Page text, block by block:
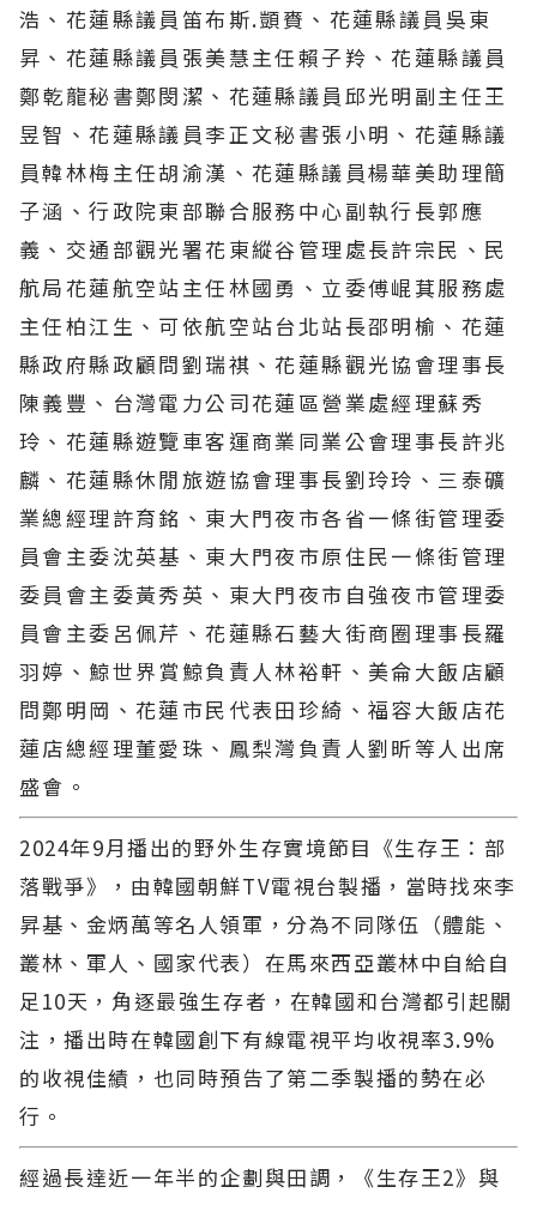
浩、花蓮縣議員笛布斯.顗賚、花蓮縣議員吳東
昇、花蓮縣議員張美慧主任賴子羚、花蓮縣議員
鄭乾龍秘書鄭閔潔、花蓮縣議員邱光明副主任王
昱智、花蓮縣議員李正文秘書張小明、花蓮縣議
員韓林梅主任胡渝漢、花蓮縣議員楊華美助理簡
子涵、行政院東部聯合服務中心副執行長郭應
義、交通部觀光署花東縱谷管理處長許宗民、民
航局花蓮航空站主任林國勇、立委傅崐萁服務處
主任柏江生、可依航空站台北站長邵明榆、花蓮
縣政府縣政顧問劉瑞祺、花蓮縣觀光協會理事長
陳義豐、台灣電力公司花蓮區營業處經理蘇秀
玲、花蓮縣遊覽車客運商業同業公會理事長許兆
麟、花蓮縣休閒旅遊協會理事長劉玲玲、三泰礦
業總經理許育銘、東大門夜市各省一條街管理委
員會主委沈英基、東大門夜市原住民一條街管理
委員會主委黃秀英、東大門夜市自強夜市管理委
員會主委呂佩芹、花蓮縣石藝大街商圈理事長羅
羽婷、鯨世界賞鯨負責人林裕軒、美侖大飯店顧
問鄭明岡、花蓮市民代表田珍綺、福容大飯店花
蓮店總經理董愛珠、鳳梨灣負責人劉昕等人出席
盛會。
2024年9月播出的野外生存實境節目《生存王：部
落戰爭》，由韓國朝鮮TV電視台製播，當時找來李
昇基、金炳萬等名人領軍，分為不同隊伍（體能、
叢林、軍人、國家代表）在馬來西亞叢林中自給自
足10天，角逐最強生存者，在韓國和台灣都引起關
注，播出時在韓國創下有線電視平均收視率3.9%
的收視佳績，也同時預告了第二季製播的勢在必
行。
經過長達近一年半的企劃與田調，《生存王2》與